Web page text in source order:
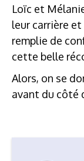
Loïc et
leur carrière
remplie de
cette belle
Alors, on se
avant du côté